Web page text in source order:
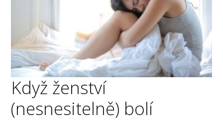
Když ženství
(nesnesitelně) bolí